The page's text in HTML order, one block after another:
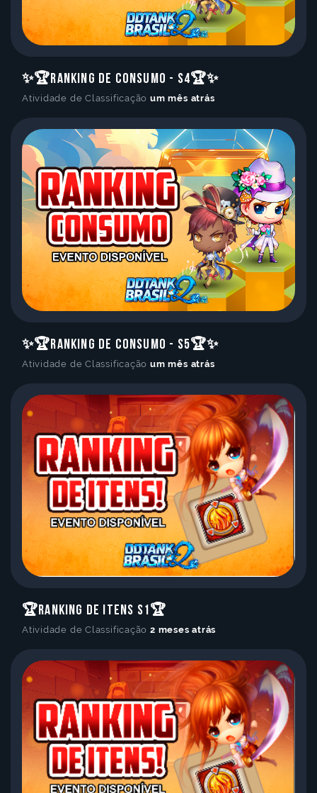
✨🏆Ranking de Consumo - S4🏆✨
Atividade de Classificação um mês atrás
✨🏆Ranking de Consumo - S5🏆✨
Atividade de Classificação um mês atrás
🏆Ranking de Itens S1🏆
Atividade de Classificação 2 meses atrás